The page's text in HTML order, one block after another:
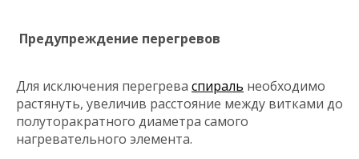
Предупреждение перегревов
Для исключения перегрева спираль необходимо
растянуть, увеличив расстояние между витками до
полуторакратного диаметра самого
нагревательного элемента.